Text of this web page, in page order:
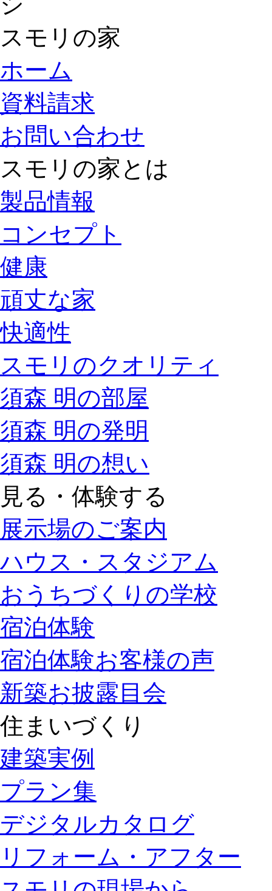
スモリの家
ホーム
資料請求
お問い合わせ
スモリの家とは
製品情報
コンセプト
健康
頑丈な家
快適性
スモリのクオリティ
須森 明の部屋
須森 明の発明
須森 明の想い
見る・体験する
展示場のご案内
ハウス・スタジアム
おうちづくりの学校
宿泊体験
宿泊体験お客様の声
新築お披露目会
住まいづくり
建築実例
プラン集
デジタルカタログ
リフォーム・アフター